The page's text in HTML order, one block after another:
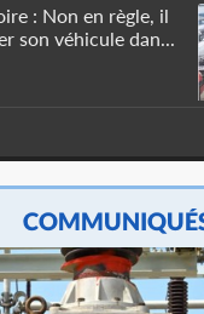
: Non en règle, il
son véhicule dan...